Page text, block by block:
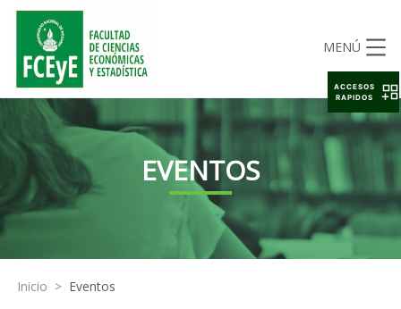
MENÚ
EVENTOS
Inicio > Eventos
ACCESOS
RAPIDOS